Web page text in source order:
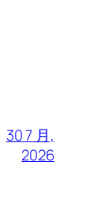
30 7 月,
2026